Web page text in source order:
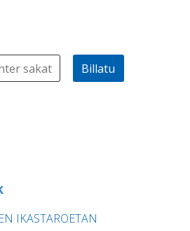
Billatu
IKASTAROETAN